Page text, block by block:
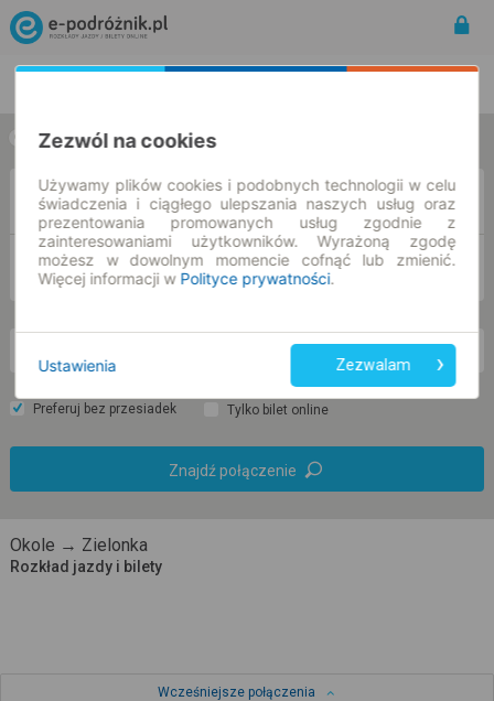
w jedną stronę w obie strony
DO
Preferuj bez przesiadek Tylko bilet online
Znajdź połączenie
Okole → Zielonka
Rozkład jazdy i bilety
Wcześniejsze połączenia
Zezwól na cookies
Używamy plików cookies i podobnych technologii w celu
świadczenia i ciągłego ulepszania naszych usług oraz
prezentowania promowanych usług zgodnie z
zainteresowaniami użytkowników. Wyrażoną zgodę
możesz w dowolnym momencie cofnąć lub zmienić.
Więcej informacji w Polityce prywatności.
Ustawienia Zezwalam